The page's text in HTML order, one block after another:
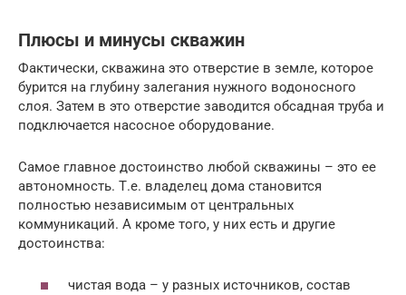
Плюсы и минусы скважин
Фактически, скважина это отверстие в земле, которое
бурится на глубину залегания нужного водоносного
слоя. Затем в это отверстие заводится обсадная труба и
подключается насосное оборудование.
Самое главное достоинство любой скважины – это ее
автономность. Т.е. владелец дома становится
полностью независимым от центральных
коммуникаций. А кроме того, у них есть и другие
достоинства:
чистая вода – у разных источников, состав